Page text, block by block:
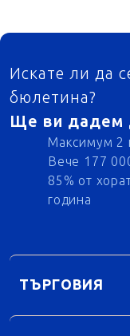
ФУТЕР
Искате ли да
бюлетина?
Ще ви дадем
Максимум 2
Вече 177
85% от
година
ТЪРГОВИЯ